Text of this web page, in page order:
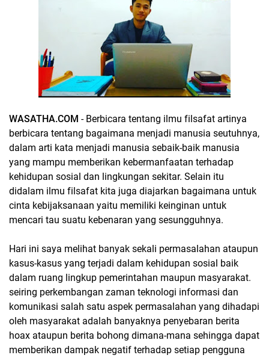
WASATHA.COM - Berbicara tentang ilmu filsafat artinya
berbicara tentang bagaimana menjadi manusia seutuhnya,
dalam arti kata menjadi manusia sebaik-baik manusia
yang mampu memberikan kebermanfaatan terhadap
kehidupan sosial dan lingkungan sekitar. Selain itu
didalam ilmu filsafat kita juga diajarkan bagaimana untuk
cinta kebijaksanaan yaitu memiliki keinginan untuk
mencari tau suatu kebenaran yang sesungguhnya.
Hari ini saya melihat banyak sekali permasalahan ataupun
kasus-kasus yang terjadi dalam kehidupan sosial baik
dalam ruang lingkup pemerintahan maupun masyarakat.
seiring perkembangan zaman teknologi informasi dan
komunikasi salah satu aspek permasalahan yang dihadapi
oleh masyarakat adalah banyaknya penyebaran berita
hoax ataupun berita bohong dimana-mana sehingga dapat
memberikan dampak negatif terhadap setiap pengguna